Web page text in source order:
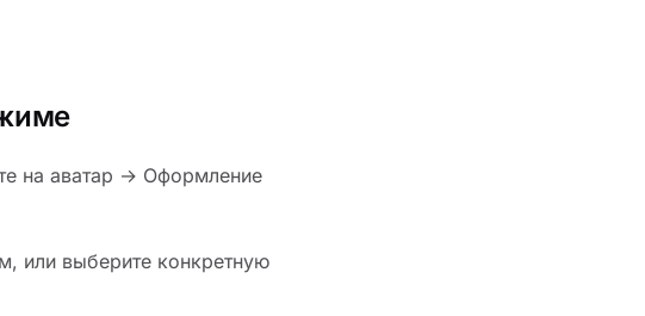
на аватар → Оформление
или выберите конкретную